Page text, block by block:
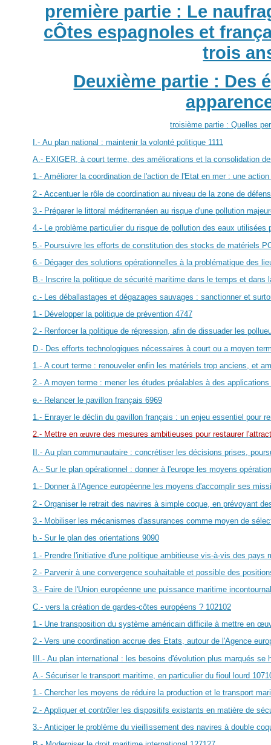
première partie : Le
cÔtes espagnoles et
trois
Deuxième partie : Des
troisième partie : Quelles
I.- Au plan national : maintenir la volonté politique 11 11
A.- EXIGER, à court terme, des améliorations et la consolidation
1.- Améliorer la coordination de l'action de l'Etat en mer : une
2.- Accentuer le rôle de coordination au niveau de la zone de
3.- Préparer le littoral méditerranéen au risque d'une pollution
4.- Le problème particulier du risque de pollution des eaux
5.- Poursuivre les efforts de constitution des stocks de matériels
6.- Dégager des solutions opérationnelles à la problématique des
B.- Inscrire la politique de sécurité maritime dans le temps et dans
c.- Les déballastages et dégazages sauvages : sanctionner et
1.- Développer la politique de prévention 4747
2.- Renforcer la politique de répression, afin de dissuader les
D.- Des efforts technologiques nécessaires à court ou a moyen
1.- A court terme : renouveler enfin les matériels trop anciens, et
2.- A moyen terme : mener les études préalables à des applications
e.- Relancer le pavillon français 6969
1.- Enrayer le déclin du pavillon français : un enjeu essentiel pour
2.- Mettre en œuvre des mesures ambitieuses pour restaurer
II.- Au plan communautaire : concrétiser les décisions prises,
A.- Sur le plan opérationnel : donner à l'europe les moyens
1.- Donner à l'Agence européenne les moyens d'accomplir ses
2.- Organiser le retrait des navires à simple coque, en prévoyant
3.- Mobiliser les mécanismes d'assurances comme moyen de
b.- Sur le plan des orientations 9090
1.- Prendre l'initiative d'une politique ambitieuse vis-à-vis des pays
2.- Parvenir à une convergence souhaitable et possible des
3.- Faire de l'Union européenne une puissance maritime
C.- vers la création de gardes-côtes européens ? 102102
1.- Une transposition du système américain difficile à mettre en
2.- Vers une coordination accrue des Etats, autour de l'Agence
III.- Au plan international : les besoins d'évolution plus marqués se
A.- Sécuriser le transport maritime, en particulier du fioul lourd 107
1.- Chercher les moyens de réduire la production et le transport
2.- Appliquer et contrôler les dispositifs existants en matière de
3.- Anticiper le problème du vieillissement des navires à double